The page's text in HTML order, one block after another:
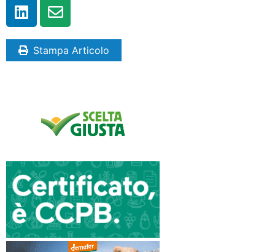
Stampa Articolo